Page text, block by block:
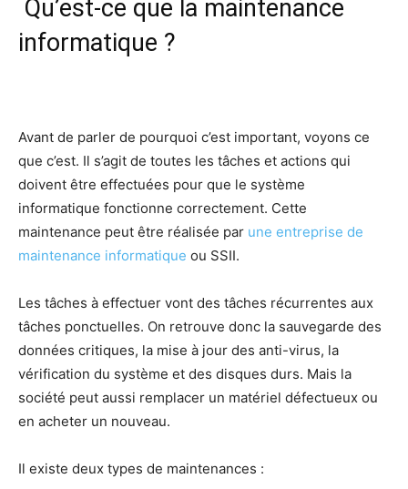
Qu’est-ce que la maintenance
informatique ?
Avant de parler de pourquoi c’est important, voyons ce
que c’est. Il s’agit de toutes les tâches et actions qui
doivent être effectuées pour que le système
informatique fonctionne correctement. Cette
maintenance peut être réalisée par une entreprise de
maintenance informatique ou SSII.
Les tâches à effectuer vont des tâches récurrentes aux
tâches ponctuelles. On retrouve donc la sauvegarde des
données critiques, la mise à jour des anti-virus, la
vérification du système et des disques durs. Mais la
société peut aussi remplacer un matériel défectueux ou
en acheter un nouveau.
Il existe deux types de maintenances :